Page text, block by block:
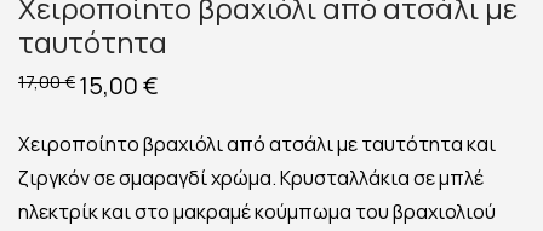
Χειροποίητο βραχιόλι από ατσάλι με
ταυτότητα
17,00€ Original
price
17,00 €.
15,00€
είναι:
15,00 €.
Χειροποίητο βραχιόλι από ατσάλι με ταυτότητα και
ζιργκόν σε σμαραγδί χρώμα. Κρυσταλλάκια σε μπλέ
ηλεκτρίκ και στο μακραμέ κούμπωμα του βραχιολιού